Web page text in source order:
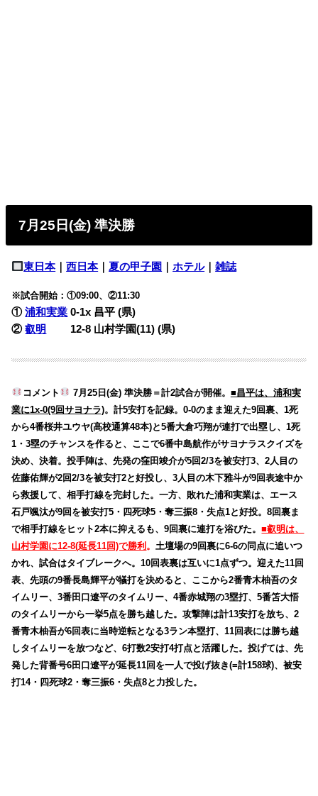
7月25日(金) 準決勝
東日本｜西日本｜夏の甲子園 ｜ホテル｜雑誌
※試合開始：①09:00、②11:30
①浦和実業 0-1x 昌平 (県)
②叡明 12-8 山村学園(11) (県)
コメント 7月25日(金) 準決勝＝計2試合が開催。 ■昌平は、浦和実
業に1x-0(9回サヨナラ)。計5安打を記録。0-0のまま迎えた9回裏、1死
から4番桜井ユウヤ(高校通算48本)と5番大倉巧翔が連打で出塁し、1死
1・3塁のチャンスを作ると、ここで6番中島航作がサヨナラスクイズを
決め、決着。投手陣は、先発の窪田竣介が5回2/3を被安打3、2人目の
佐藤佑輝が2回2/3を被安打2と好投し、3人目の木下雅斗が9回表途中か
ら救援して、相手打線を完封した。一方、敗れた浦和実業は、エース
石戸颯汰が9回を被安打5・四死球5・奪三振8・失点1と好投。8回裏ま
で相手打線をヒット2本に抑えるも、9回裏に連打を浴びた。■叡明は、
山村学園に12-8(延長11回)で勝利。 土壇場の9回裏に6-6の同点に追いつ
かれ、試合はタイブレークへ。10回表裏は互いに1点ずつ。迎えた11回
表、先頭の9番長島輝平が犠打を決めると、ここから2番青木柚吾のタ
イムリー、3番田口遼平のタイムリー、4番赤城翔の3塁打、5番笘大悟
のタイムリーから一挙5点を勝ち越した。攻撃陣は計13安打を放ち、2
番青木柚吾が6回表に当時逆転となる3ラン本塁打、11回表には勝ち越
しタイムリーを放つなど、6打数2安打4打点と活躍した。投げては、先
発した背番号6田口遼平が延長11回を一人で投げ抜き(=計158球)、被安
打14・四死球2・奪三振6・失点8と力投した。